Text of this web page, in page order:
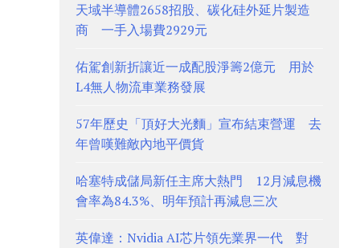
天域半導體2658招股、碳化硅外延片製造
商 一手入場費2929元
佑駕創新折讓近一成配股淨籌2億元 用於
L4無人物流車業務發展
57年歷史「頂好大光麵」宣布結束營運 去
年曾嘆難敵內地平價貨
哈塞特成儲局新任主席大熱門 12月減息機
會率為84.3%、明年預計再減息三次
英偉達：Nvidia AI芯片領先業界一代 對